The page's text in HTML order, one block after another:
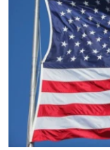
СВІТ
КИТАЙ.ВИКЛИКИ
МУЛЬТИМЕДІА
ФОТО
СПЕЦПРОЄКТИ
ПОДКАСТИ